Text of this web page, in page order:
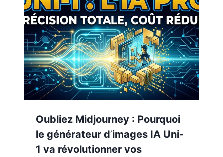
Oubliez Midjourney : Pourquoi
le générateur d’images IA Uni-
1 va révolutionner vos